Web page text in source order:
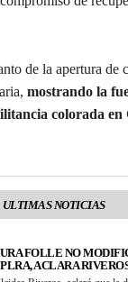
de la apertura de
mostrando la
colorada en
ULTIMAS NOTICIAS
FOLLE NO
ACLARA